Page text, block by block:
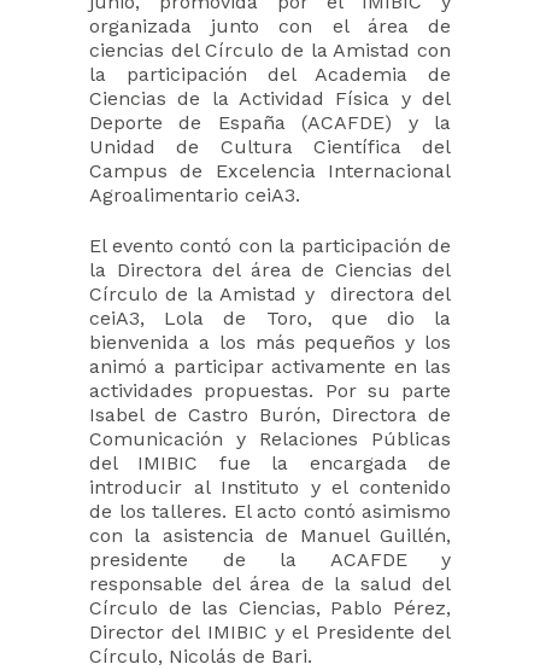
organizada junto con el área de
ciencias del Círculo de la Amistad con
la participación del Academia de
Ciencias de la Actividad Física y del
Deporte de España (ACAFDE) y la
Unidad de Cultura Científica del
Campus de Excelencia Internacional
Agroalimentario ceiA3.
El evento contó con la participación de
la Directora del área de Ciencias del
Círculo de la Amistad y directora del
ceiA3, Lola de Toro, que dio la
bienvenida a los más pequeños y los
animó a participar activamente en las
actividades propuestas. Por su parte
Isabel de Castro Burón, Directora de
Comunicación y Relaciones Públicas
del IMIBIC fue la encargada de
introducir al Instituto y el contenido
de los talleres. El acto contó asimismo
con la asistencia de Manuel Guillén,
presidente de la ACAFDE y
responsable del área de la salud del
Círculo de las Ciencias, Pablo Pérez,
Director del IMIBIC y el Presidente del
Círculo, Nicolás de Bari.